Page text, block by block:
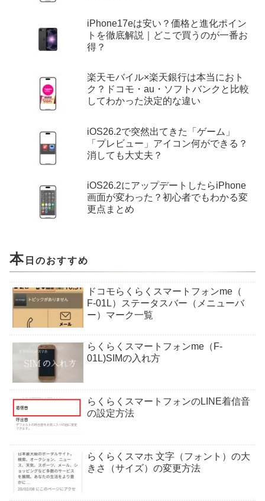
iPhone17eは安い？価格と進化ポイン
トを徹底解説｜どこで買うのが一番お
得？
楽天モバイル×楽天銀行は本当におト
ク？ドコモ・au・ソフトバンクと比較
してわかった決定的な違い
iOS26.2で突然出てきた「ゲーム」
「プレビュー」アイコン何ができる？
消しても大丈夫？
iOS26.2にアップデートしたらiPhone
画面が変わった？初心者でもわかる変
更点まとめ
本 日のおすすめ
ドコモらくらくスマートフォンme（
F-01L）ステータスバー（メニューバ
ー）マーク一覧
らくらくスマートフォンme（F-
01L)SIMの入れ方
らくらくスマートフォンのLINE着信音
の設定方法
らくらくスマホ 文字（フォント）の大
きさ（サイズ）の変更方法